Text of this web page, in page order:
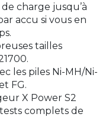
charge jusqu’à
accu si vous en
tailles
les piles Ni-MH/Ni-
FG.
X Power S2
complets de